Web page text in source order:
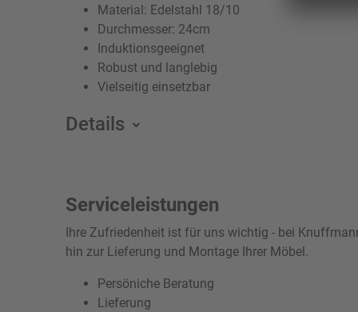
Material: Edelstahl 18/10
Durchmesser: 24cm
Induktionsgeeignet
Robust und langlebig
Vielseitig einsetzbar
Details
Serviceleistungen
Ihre Zufriedenheit ist für uns wichtig - bei
hin zur Lieferung und Montage Ihrer Möbel.
Persöniche Beratung
Lieferung